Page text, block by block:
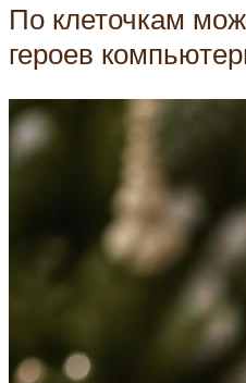
По клеточкам
героев